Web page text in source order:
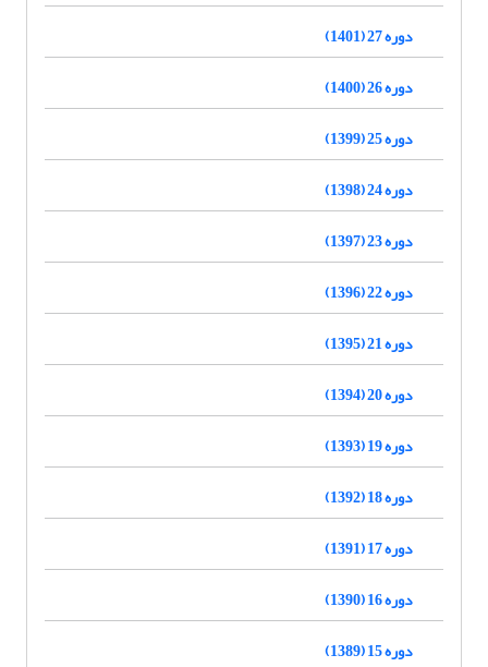
دوره 27 (1401)
دوره 26 (1400)
دوره 25 (1399)
دوره 24 (1398)
دوره 23 (1397)
دوره 22 (1396)
دوره 21 (1395)
دوره 20 (1394)
دوره 19 (1393)
دوره 18 (1392)
دوره 17 (1391)
دوره 16 (1390)
دوره 15 (1389)